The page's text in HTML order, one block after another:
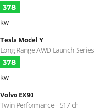
378
kw
Tesla Model Y
Long Range AWD Launch Series
378
kw
Volvo EX90
Twin Performance - 517 ch